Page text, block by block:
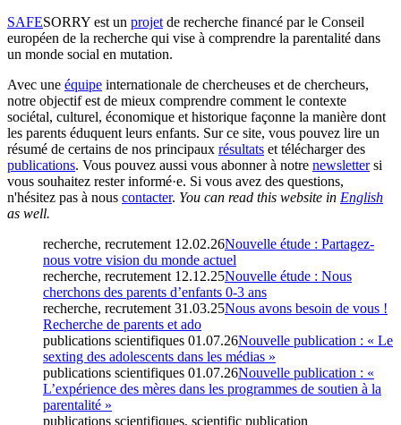
SAFESORRY est un projet de recherche financé par le Conseil
européen de la recherche qui vise à comprendre la parentalité dans
un monde social en mutation.
Avec une équipe internationale de chercheuses et de chercheurs,
notre objectif est de mieux comprendre comment le contexte
sociétal, culturel, économique et historique façonne la manière dont
les parents éduquent leurs enfants. Sur ce site, vous pouvez lire un
résumé de certains de nos principaux résultats et télécharger des
publications. Vous pouvez aussi vous abonner à notre newslettersi
vous souhaitez rester informé·e. Si vous avez des questions,
n'hésitez pas à nous contacter. You can read this website in English
as well.
recherche, recrutement 12.02.26Nouvelle étude : Partagez-
nous votre vision du monde actuel
recherche, recrutement 12.12.25Nouvelle étude : Nous
cherchons des parents d’enfants 0-3 ans
recherche, recrutement 31.03.25Nous avons besoin de vous !
Recherche de parents et ado
publications scientifiques 01.07.26Nouvelle publication : « Le
sexting des adolescents dans les médias »
publications scientifiques 01.07.26Nouvelle publication : «
L’expérience des mères dans les programmes de soutien à la
parentalité »
publications scientifiques, scientific publication